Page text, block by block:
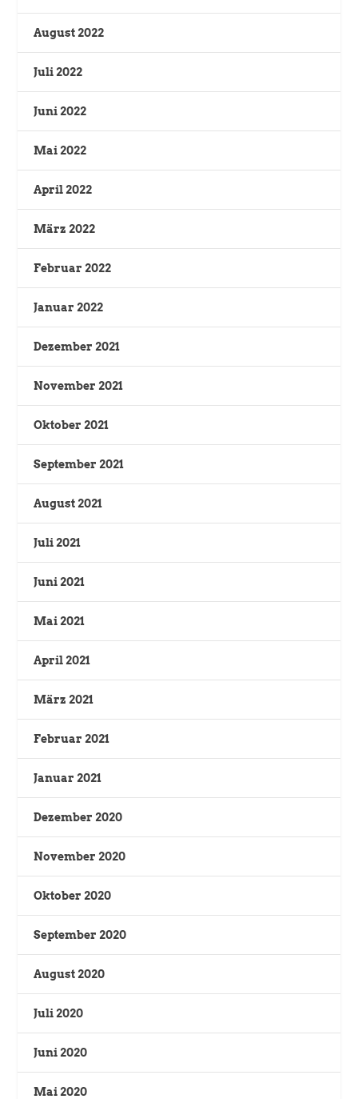
August 2022
Juli 2022
Juni 2022
Mai 2022
April 2022
März 2022
Februar 2022
Januar 2022
Dezember 2021
November 2021
Oktober 2021
September 2021
August 2021
Juli 2021
Juni 2021
Mai 2021
April 2021
März 2021
Februar 2021
Januar 2021
Dezember 2020
November 2020
Oktober 2020
September 2020
August 2020
Juli 2020
Juni 2020
Mai 2020